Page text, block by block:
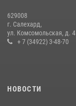
20 июля 2026, 09:03
629008
г. Салехард,
ул. Комсомольская, д. 4
+ 7 (34922) 3-48-70
НОВОСТИ